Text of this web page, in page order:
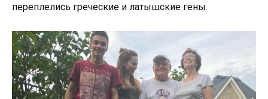
переплелись греческие и латышские гены.